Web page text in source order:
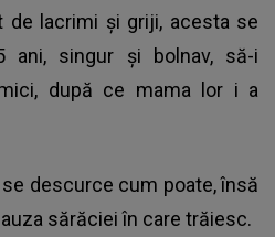
de lacrimi și griji, acesta se
ani, singur și bolnav, să-i
după ce mama lor i a
descurce cum poate, însă
sărăciei în care trăiesc.